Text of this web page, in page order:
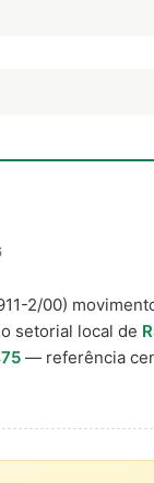
2/00)
setorial local de
— referência